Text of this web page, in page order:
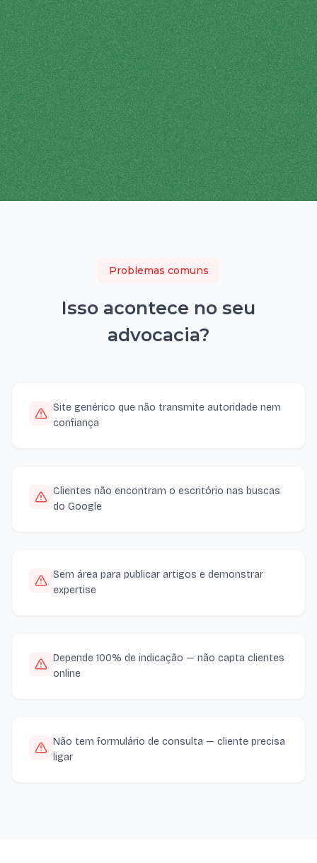
Problemas comuns
Isso acontece no seu
advocacia?
Site genérico que não transmite autoridade nem
confiança
Clientes não encontram o escritório nas buscas
do Google
Sem área para publicar artigos e demonstrar
expertise
Depende 100% de indicação — não capta clientes
online
Não tem formulário de consulta — cliente precisa
ligar